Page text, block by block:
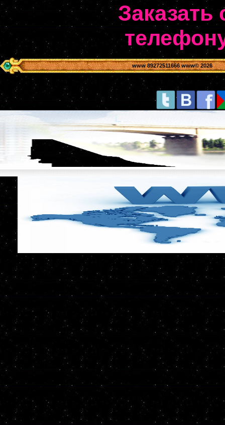
www 89272511666 www© 2026